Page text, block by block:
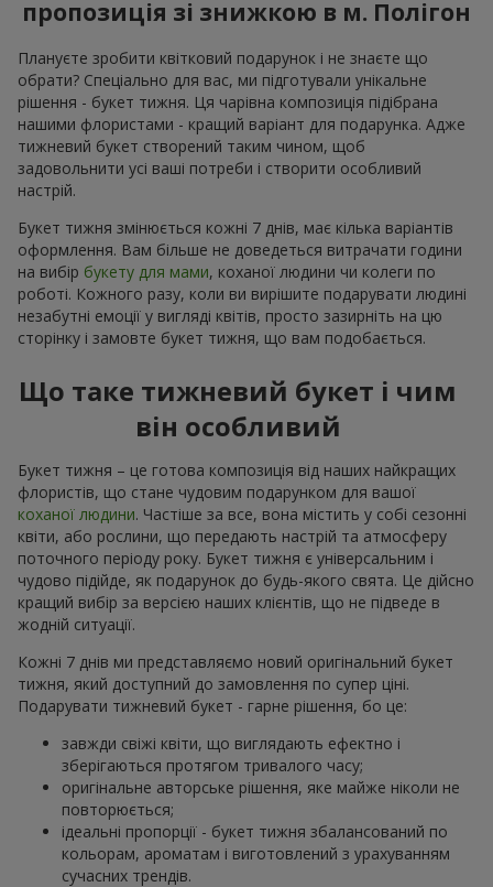
пропозиція зі знижкою в м. Полігон
Плануєте зробити квітковий подарунок і не знаєте що
обрати? Спеціально для вас, ми підготували унікальне
рішення - букет тижня. Ця чарівна композиція підібрана
нашими флористами - кращий варіант для подарунка. Адже
тижневий букет створений таким чином, щоб
задовольнити усі ваші потреби і створити особливий
настрій.
Букет тижня змінюється кожні 7 днів, має кілька варіантів
оформлення. Вам більше не доведеться витрачати години
на вибір букету для мами, коханої людини чи колеги по
роботі. Кожного разу, коли ви вирішите подарувати людині
незабутні емоції у вигляді квітів, просто зазирніть на цю
сторінку і замовте букет тижня, що вам подобається.
Що таке тижневий букет і чим
він особливий
Букет тижня – це готова композиція від наших найкращих
флористів, що стане чудовим подарунком для вашої
коханої людини. Частіше за все, вона містить у собі сезонні
квіти, або рослини, що передають настрій та атмосферу
поточного періоду року. Букет тижня є універсальним і
чудово підійде, як подарунок до будь-якого свята. Це дійсно
кращий вибір за версією наших клієнтів, що не підведе в
жодній ситуації.
Кожні 7 днів ми представляємо новий оригінальний букет
тижня, який доступний до замовлення по супер ціні.
Подарувати тижневий букет - гарне рішення, бо це:
завжди свіжі квіти, що виглядають ефектно і
зберігаються протягом тривалого часу;
оригінальне авторське рішення, яке майже ніколи не
повторюється;
ідеальні пропорції - букет тижня збалансований по
кольорам, ароматам і виготовлений з урахуванням
сучасних трендів.